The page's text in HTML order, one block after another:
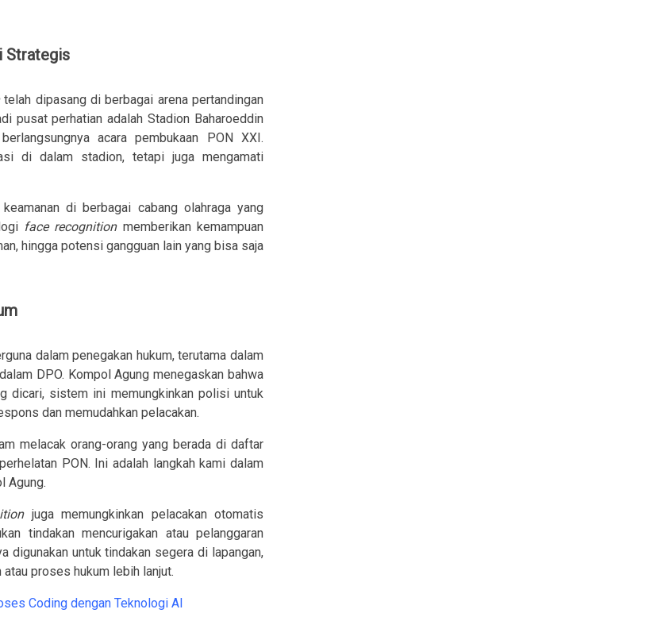
Strategis
telah dipasang di berbagai arena pertandingan
pusat perhatian adalah Stadion Baharoeddin
acara pembukaan PON XXI.
di dalam stadion, tetapi juga mengamati
di berbagai cabang olahraga yang
face recognitionmemberikan kemampuan
hingga potensi gangguan lain yang bisa saja
dalam penegakan hukum, terutama dalam
DPO. Kompol Agung menegaskan bahwa
dicari, sistem ini memungkinkan polisi untuk
dan memudahkan pelacakan.
melacak orang-orang yang berada di daftar
PON. Ini adalah langkah kami dalam
Agung.
juga memungkinkan pelacakan otomatis
tindakan mencurigakan atau pelanggaran
digunakan untuk tindakan segera di lapangan,
proses hukum lebih lanjut.
Coding dengan Teknologi AI